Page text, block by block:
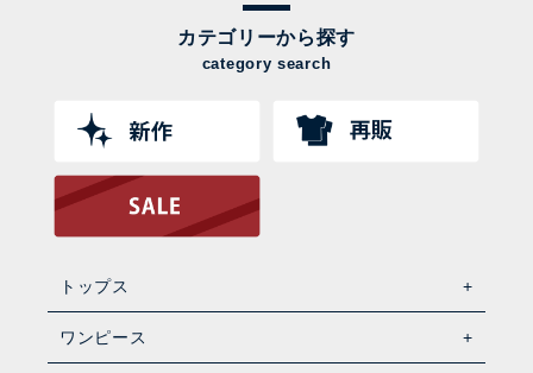
カテゴリーから探す
category search
トップス
ワンピース